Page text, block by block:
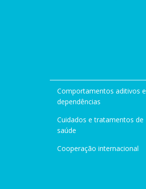
Comportamentos aditivos e
dependências
Cuidados e tratamentos de
saúde
Cooperação internacional